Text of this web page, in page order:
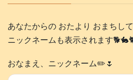
あなたからの おたより おまちし
ニックネームも表示されます
おなまえ、ニックネーム✏️🌷